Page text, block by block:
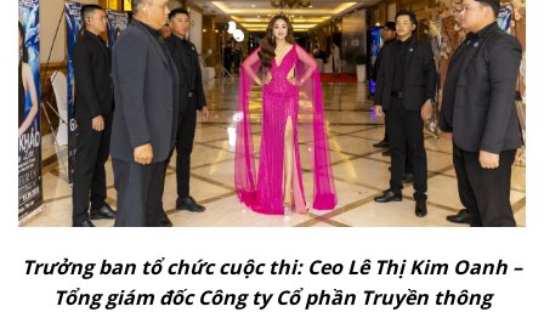
Trưởng ban tổ chức cuộc thi: Ceo Lê Thị Kim Oanh –
Tổng giám đốc Công ty Cổ phần Truyền thông